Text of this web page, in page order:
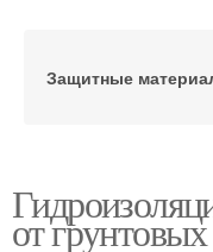
Защитные
от